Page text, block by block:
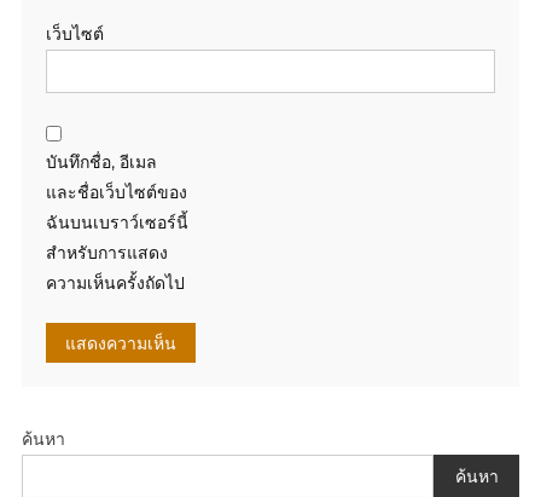
เว็บไซต์
บันทึกชื่อ, อีเมล
และชื่อเว็บไซต์ของ
ฉันบนเบราว์เซอร์นี้
สำหรับการแสดง
ความเห็นครั้งถัดไป
ค้นหา
ค้นหา